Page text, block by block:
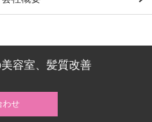
容室、髪質改善
わせ